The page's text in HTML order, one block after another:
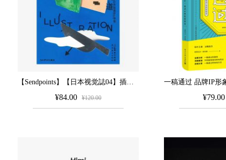
【Sendpoints】【日本视觉誌04】插画之道-日本插画设计手册 中文简体原版平面设计
¥84.00 ¥120.00 ¥79.00